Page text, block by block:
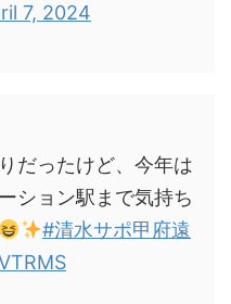
7, 2024
だったけど、今年は
ション駅まで気持ち
#清水サポ甲府遠